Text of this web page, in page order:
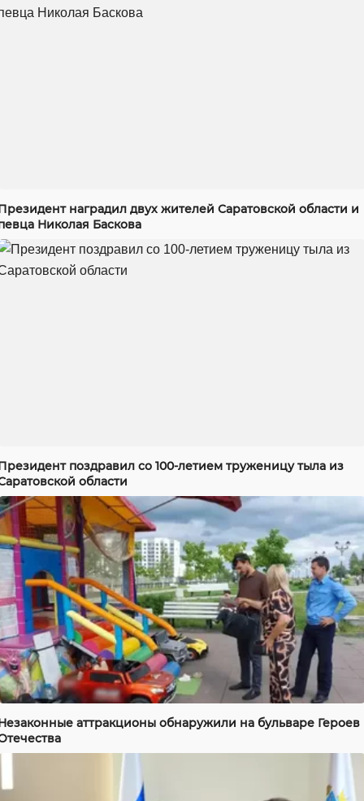
наградил двух жителей Саратовской области и
Николая Баскова
поздравил со 100-летием труженицу тыла из
области
аттракционы обнаружили на бульваре Героев